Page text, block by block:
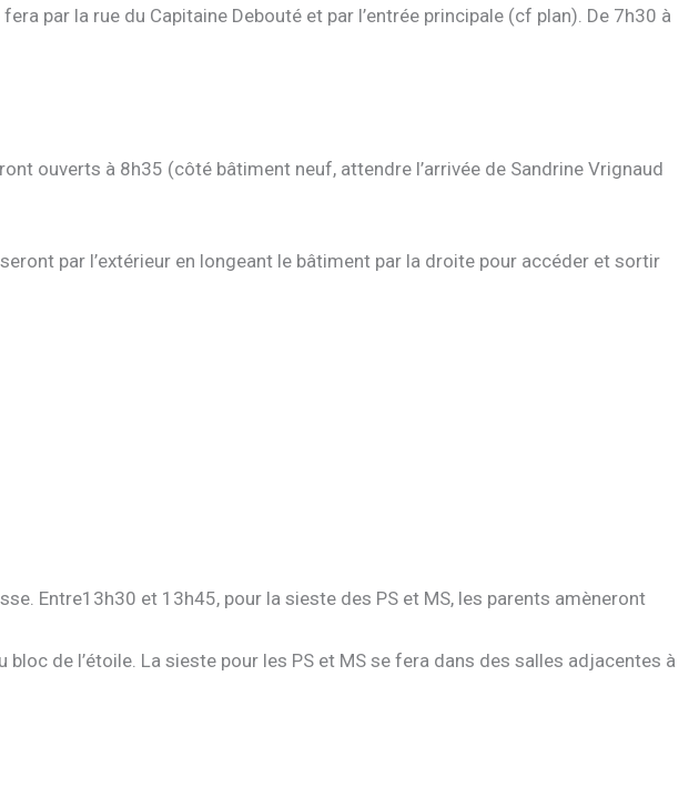
par la rue du Capitaine Debouté et par l’entrée principale (cf plan). De 7h30 à
ouverts à 8h35 (côté bâtiment neuf, attendre l’arrivée de Sandrine Vrignaud
par l’extérieur en longeant le bâtiment par la droite pour accéder et sortir
Entre13h30 et 13h45, pour la sieste des PS et MS, les parents amèneront
bloc de l’étoile. La sieste pour les PS et MS se fera dans des salles adjacentes à